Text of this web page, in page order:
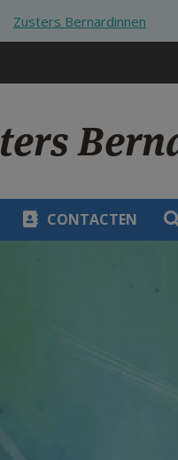
Zusters Bernardinnen
CONTACTEN